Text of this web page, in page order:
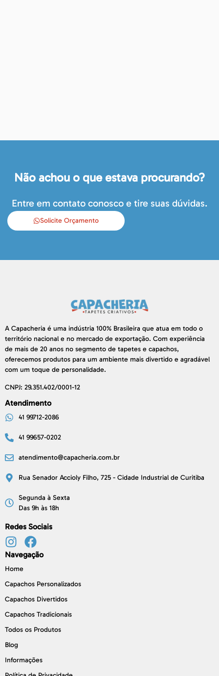
Não achou o que estava procurando?
Entre em contato conosco e tire suas dúvidas.
Solicite Orçamento
A Capacheria é uma indústria 100% Brasileira que atua em todo o
território nacional e no mercado de exportação. Com experiência
de mais de 20 anos no segmento de tapetes e capachos,
oferecemos produtos para um ambiente mais divertido e agradável
com um toque de personalidade.
CNPJ: 29.351.402/0001-12
Atendimento
41 99712-2086
41 99657-0202
atendimento@capacheria.com.br
Rua Senador Accioly Filho, 725 - Cidade Industrial de Curitiba
Segunda à Sexta
Das 9h às 18h
Redes Sociais
Navegação
Home
Capachos Personalizados
Capachos Divertidos
Capachos Tradicionais
Todos os Produtos
Blog
Informações